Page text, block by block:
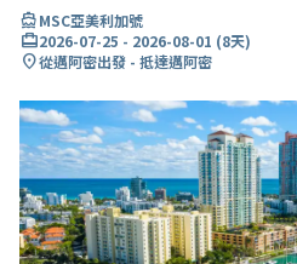
directions_boatMSC亞美利加號
card_travel2026-07-25 - 2026-08-01 (8天)
location_on從邁阿密出發 - 抵達邁阿密